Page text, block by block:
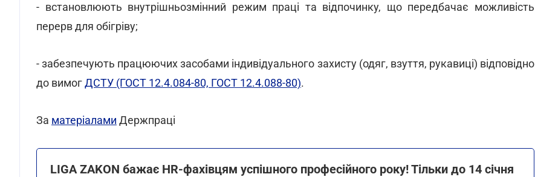
- встановлюють внутрішньозмінний режим праці та відпочинку, що передбачає можливість
перерв для обігріву;
- забезпечують працюючих засобами індивідуального захисту (одяг, взуття, рукавиці) відповідно
до вимогДСТУ (ГОСТ 12.4.084-80, ГОСТ 12.4.088-80).
За матеріалами Держпраці
LIGA ZAKON бажає HR-фахівцям успішного професійного року! Тільки до 14 січня